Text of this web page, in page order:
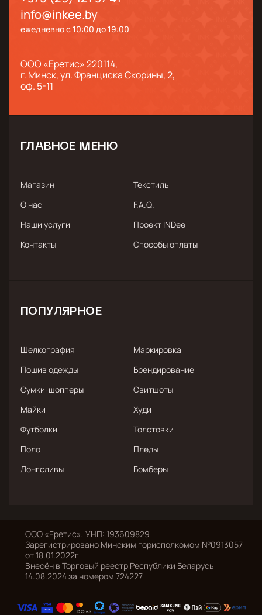
info@inkee.by
ежедневно с 10:00 до 19:00
ООО «Еретис» 220114,
г. Минск, ул. Франциска Скорины, 2,
оф. 5-11
ГЛАВНОЕ МЕНЮ
Магазин
Текстиль
О нас
F.A.Q.
Наши услуги
Проект INDee
Контакты
Способы оплаты
ПОПУЛЯРНОЕ
Шелкография
Маркировка
Пошив одежды
Брендирование
Сумки-шопперы
Свитшоты
Майки
Худи
Футболки
Толстовки
Поло
Пледы
Лонгсливы
Бомберы
ООО «Еретис», УНП: 193609829
Зарегистрировано Минским горисполкомом №0913057
от 18.01.2022г
Внесён в Торговый реестр Республики Беларусь
14.08.2024 за номером 724227